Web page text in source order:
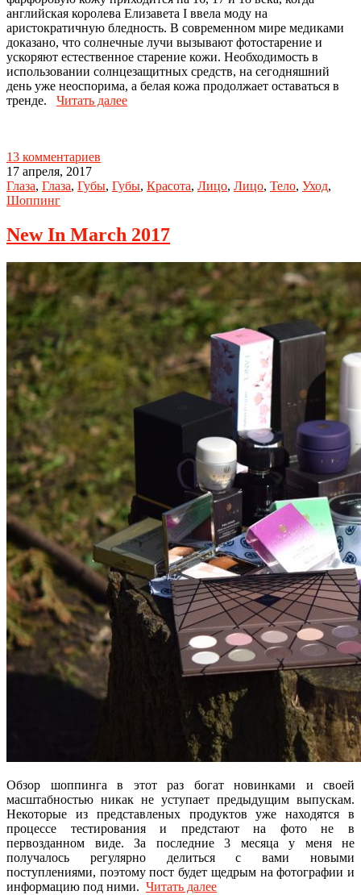
английская королева Елизавета I ввела моду на
аристократичную бледность. В современном мире медиками
доказано, что солнечные лучи вызывают фотостарение и
ускоряют естественное старение кожи. Необходимость в
использовании солнцезащитных средств, на сегодняшний
день уже неоспорима, а белая кожа продолжает оставаться в
тренде. Читать далее
13 комментариев
17 апреля, 2017
Глаза, Глаза, Губы, Губы, Красота, Лицо, Лицо, Тело, Уход,
Шоппинг
New In March 2017
Обзор шоппинга в этот раз богат новинками и своей
масштабностью никак не уступает предыдущим выпускам.
Некоторые из представленых продуктов уже находятся в
процессе тестирования и предстают на фото не в
первозданном виде. За последние 3 месяца у меня не
получалось регулярно делиться с вами новыми
поступлениями, поэтому пост будет щедрым на фотографии и
информацию под ними. Читать далее